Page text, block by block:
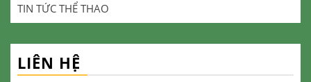
TIN TỨC THỂ THAO
LIÊN HỆ